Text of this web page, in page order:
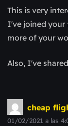
This is very
I've joined your
more of your
Also, I've
cheap
01/02/2021 a las